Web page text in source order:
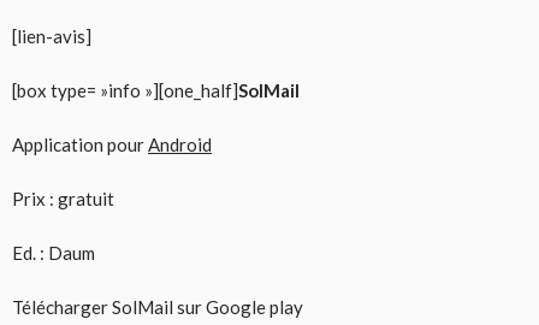
[lien-avis]
[box type= »info »][one_half]SolMail
Application pour Android
Prix : gratuit
Ed. : Daum
Télécharger SolMail sur Google play